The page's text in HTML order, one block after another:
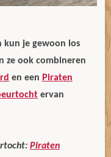
kun je gewoon los
ze ook combineren
en een Piraten
ervan
Piraten